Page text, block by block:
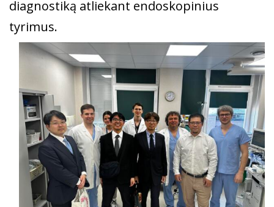
diagnostiką atliekant endoskopinius
tyrimus.